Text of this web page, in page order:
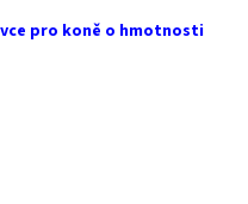
pro koně o hmotnosti